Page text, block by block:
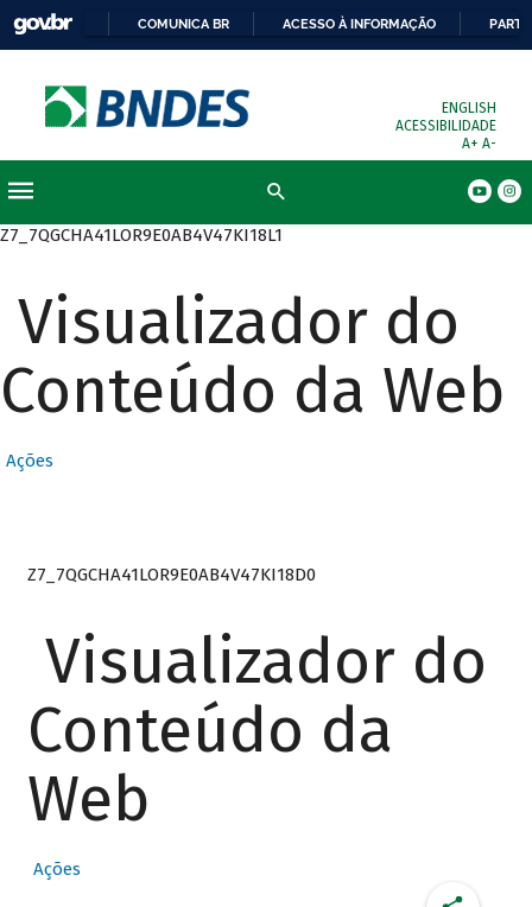
COMUNICA BR ACESSO À INFORMAÇÃO
ENGLISH
ACESSIBILIDADE
A+ A-
Z7_7QGCHA41LOR9E0AB4V47KI18L1
Visualizador do
Conteúdo da Web
Ações
Z7_7QGCHA41LOR9E0AB4V47KI18D0
Visualizador do
Conteúdo da
Web
Ações